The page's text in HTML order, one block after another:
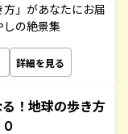
」があなたにお届
の絶景集
詳細を見る
！地球の歩き方